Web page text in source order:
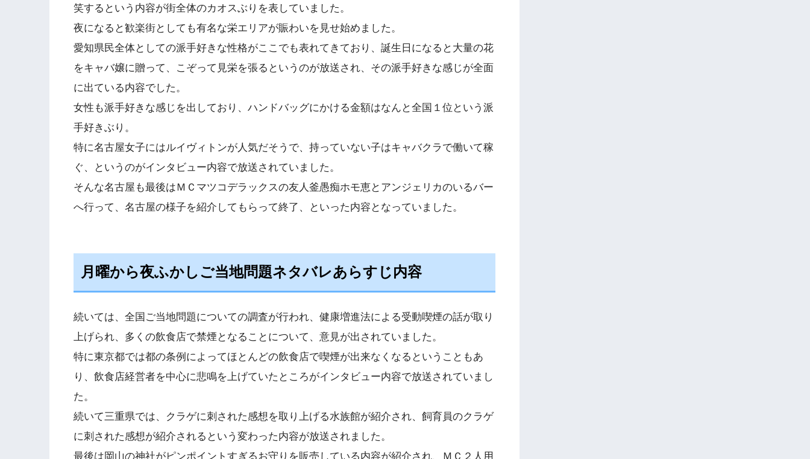
笑するという内容が街全体のカオスぶりを表していました。
夜になると歓楽街としても有名な栄エリアが賑わいを見せ始めました。
愛知県民全体としての派手好きな性格がここでも表れてきており、誕生日になると大量の花
をキャバ嬢に贈って、こぞって見栄を張るというのが放送され、その派手好きな感じが全面
に出ている内容でした。
女性も派手好きな感じを出しており、ハンドバッグにかける金額はなんと全国１位という派
手好きぶり。
特に名古屋女子にはルイヴィトンが人気だそうで、持っていない子はキャバクラで働いて稼
ぐ、というのがインタビュー内容で放送されていました。
そんな名古屋も最後はＭＣマツコデラックスの友人釜愚痴ホモ恵とアンジェリカのいるバー
へ行って、名古屋の様子を紹介してもらって終了、といった内容となっていました。
月曜から夜ふかしご当地問題ネタバレあらすじ内容
続いては、全国ご当地問題についての調査が行われ、健康増進法による受動喫煙の話が取り
上げられ、多くの飲食店で禁煙となることについて、意見が出されていました。
特に東京都では都の条例によってほとんどの飲食店で喫煙が出来なくなるということもあ
り、飲食店経営者を中心に悲鳴を上げていたところがインタビュー内容で放送されていまし
た。
続いて三重県では、クラゲに刺された感想を取り上げる水族館が紹介され、飼育員のクラゲ
に刺された感想が紹介されるという変わった内容が放送されました。
最後は岡山の神社がピンポイントすぎるお守りを販売している内容が紹介され、ＭＣ２人用